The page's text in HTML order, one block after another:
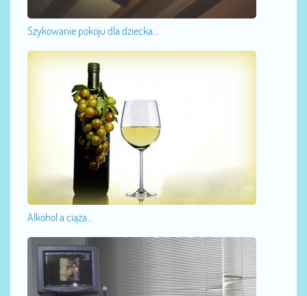
Szykowanie pokoju dla dziecka...
Alkohol a ciąża...